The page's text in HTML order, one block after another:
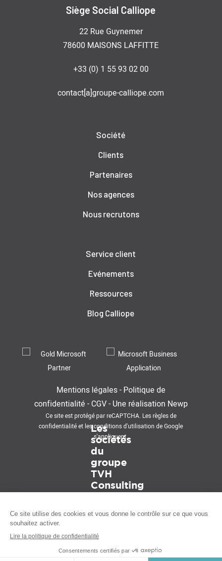
Siège Social Calliope
22 Rue Guynemer
78600 MAISONS LAFFITTE
+33 (0) 1 55 93 02 00
contact[a]groupe-calliope.com
Société
Clients
Partenaires
Nos agences
Nous recrutons
Service client
Evénements
Ressources
Blog Calliope
Mentions légales- Politique de
confidentialité - CGV-Une réalisation Newp
Ce site est protégé par reCAPTCHA. Lesrègles de
confidentialitéet lesconditions d'utilisation de Google
s'appliquent.
Les
sociétés
du
groupe
TVH
Consulting